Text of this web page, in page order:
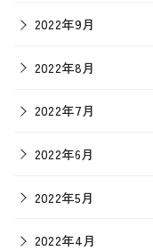
2022年9月
2022年8月
2022年7月
2022年6月
2022年5月
2022年4月